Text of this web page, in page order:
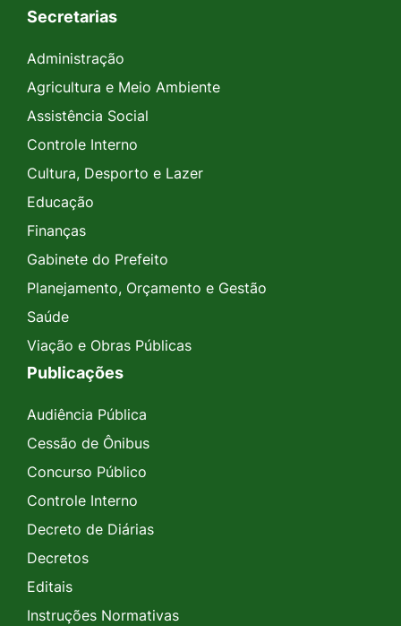
Secretarias
Administração
Agricultura e Meio Ambiente
Assistência Social
Controle Interno
Cultura, Desporto e Lazer
Educação
Finanças
Gabinete do Prefeito
Planejamento, Orçamento e Gestão
Saúde
Viação e Obras Públicas
Publicações
Audiência Pública
Cessão de Ônibus
Concurso Público
Controle Interno
Decreto de Diárias
Decretos
Editais
Instruções Normativas